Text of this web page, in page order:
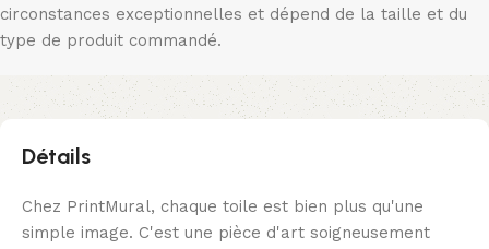
circonstances exceptionnelles et dépend de la taille et du
type de produit commandé.
Détails
Chez PrintMural, chaque toile est bien plus qu'une
simple image. C'est une pièce d'art soigneusement